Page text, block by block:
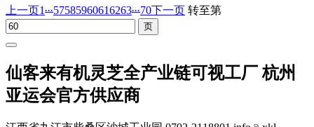
上一页1...57585960616263...70下一页 转至第
仙客来有机灵芝全产业链可视工厂 杭州
亚运会官方供应商